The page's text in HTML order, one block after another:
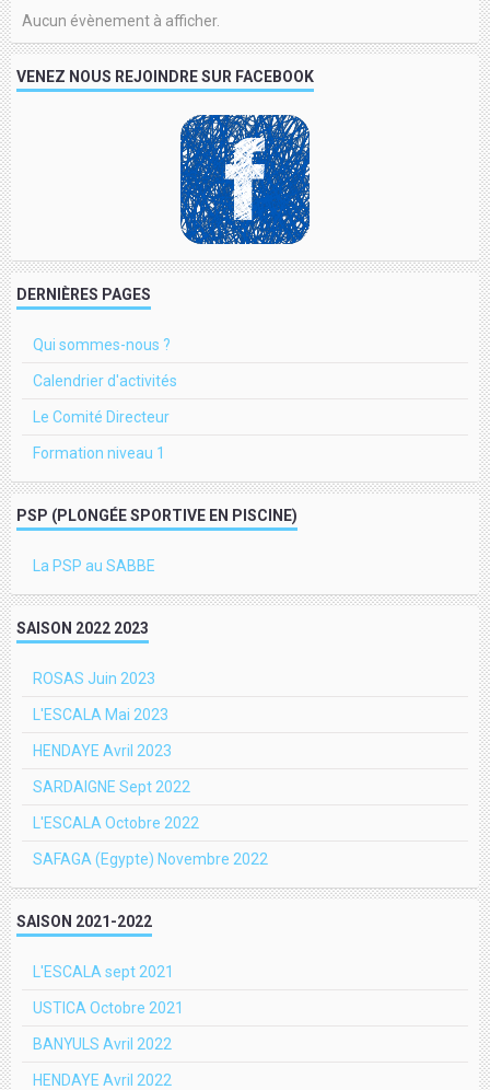
Aucun évènement à afficher.
VENEZ NOUS REJOINDRE SUR FACEBOOK
DERNIÈRES PAGES
Qui sommes-nous ?
Calendrier d'activités
Le Comité Directeur
Formation niveau 1
PSP (PLONGÉE SPORTIVE EN PISCINE)
La PSP au SABBE
SAISON 2022 2023
ROSAS Juin 2023
L'ESCALA Mai 2023
HENDAYE Avril 2023
SARDAIGNE Sept 2022
L'ESCALA Octobre 2022
SAFAGA (Egypte) Novembre 2022
SAISON 2021-2022
L'ESCALA sept 2021
USTICA Octobre 2021
BANYULS Avril 2022
HENDAYE Avril 2022